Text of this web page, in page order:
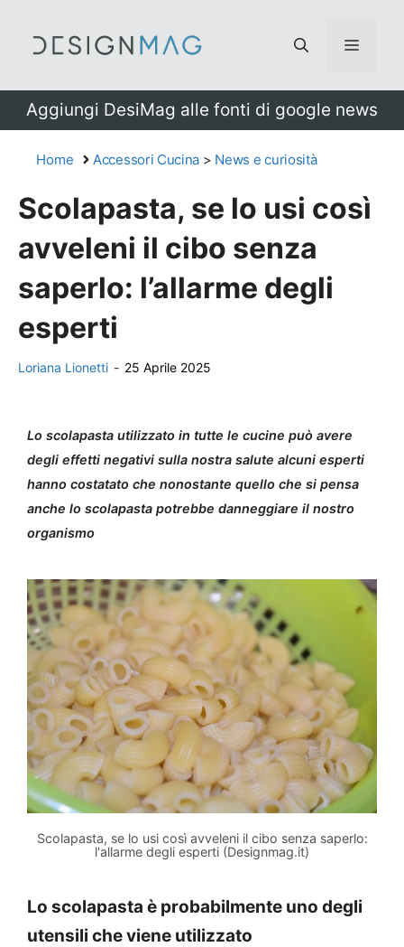
Menu
Aggiungi DesiMag alle fonti di google news
Home Accessori Cucina > News e curiosità
Scolapasta, se lo usi così
avveleni il cibo senza
saperlo: l’allarme degli
esperti
Loriana Lionetti - 25 Aprile 2025
Lo scolapasta utilizzato in tutte le cucine può avere
degli effetti negativi sulla nostra salute alcuni esperti
hanno costatato che nonostante quello che si pensa
anche lo scolapasta potrebbe danneggiare il nostro
organismo
Scolapasta, se lo usi così avveleni il cibo senza saperlo:
l'allarme degli esperti (Designmag.it)
Lo scolapasta è probabilmente uno degli
utensili che viene utilizzato